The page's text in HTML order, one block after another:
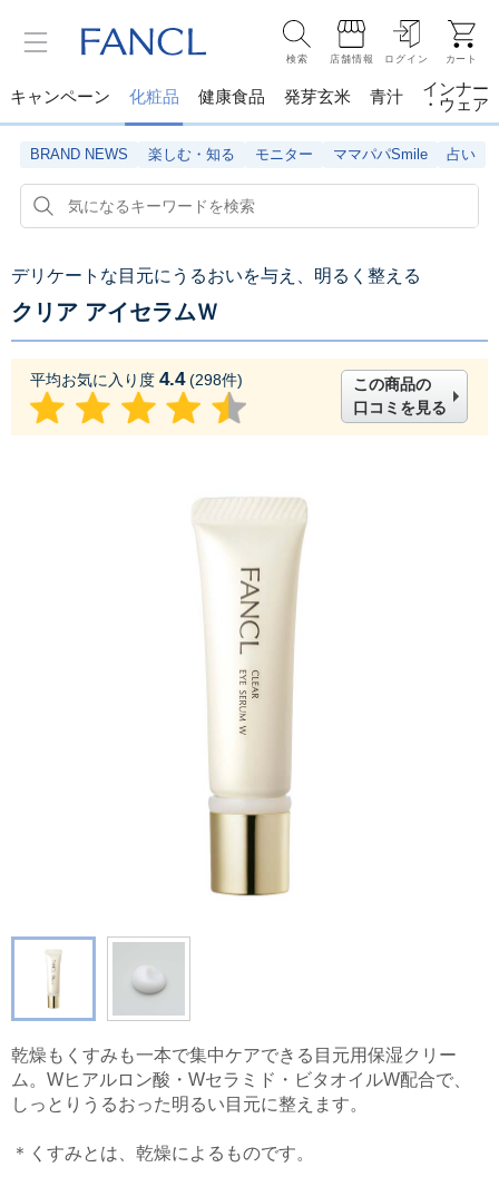
検索 店舗情報 ログイン カート
キャンペーン 化粧品 健康食品 発芽玄米 青汁
インナー
・ウェア
BRAND NEWS 楽しむ・知る モニター ママパパSmile 占い
デリケートな目元にうるおいを与え、明るく整える
クリア アイセラムＷ
平均お気に入り度 4.4 (298件)
この商品の
口コミを見る
乾燥もくすみも一本で集中ケアできる目元用保湿クリー
ム。Wヒアルロン酸・Wセラミド・ビタオイルW配合で、
しっとりうるおった明るい目元に整えます。
＊くすみとは、乾燥によるものです。